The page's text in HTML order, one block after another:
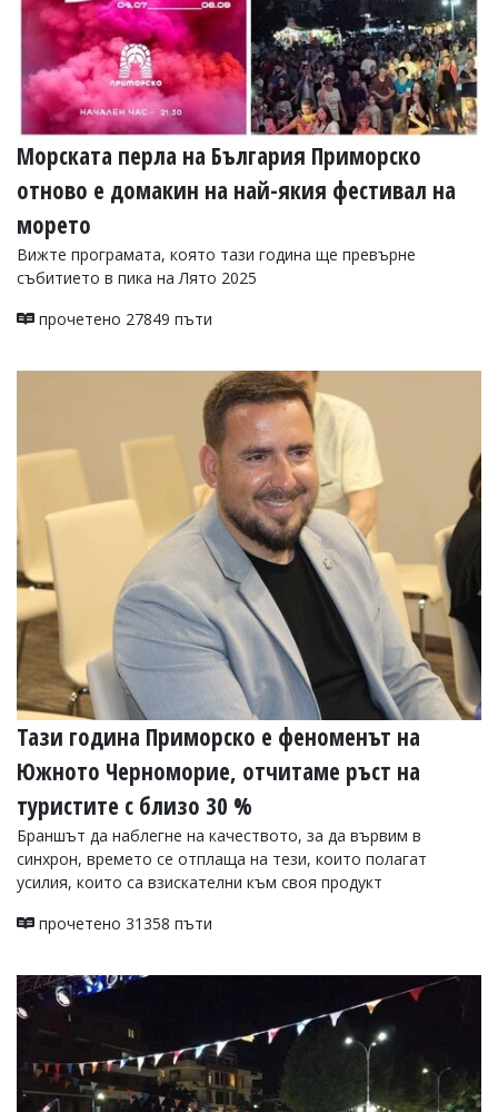
Морската перла на България Приморско
отново е домакин на най-якия фестивал на
морето
Вижте програмата, която тази година ще превърне
събитието в пика на Лято 2025
прочетено 27849 пъти
Тази година Приморско е феноменът на
Южното Черноморие, отчитаме ръст на
туристите с близо 30 %
Браншът да наблегне на качеството, за да вървим в
синхрон, времето се отплаща на тези, които полагат
усилия, които са взискателни към своя продукт
прочетено 31358 пъти